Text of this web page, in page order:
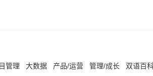
管理 大数据 产品/运营 管理/成长 双语百